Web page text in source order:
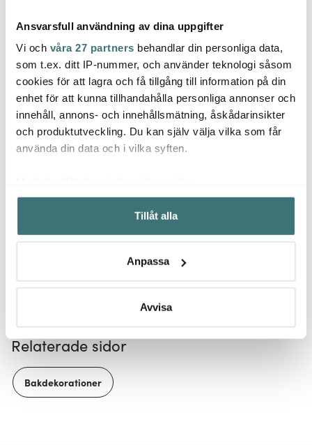
Ansvarsfull användning av dina uppgifter
Vi och våra 27 partners behandlar din personliga data,
som t.ex. ditt IP-nummer, och använder teknologi såsom
cookies för att lagra och få tillgång till information på din
enhet för att kunna tillhandahålla personliga annonser och
innehåll, annons- och innehållsmätning, åskådarinsikter
och produktutveckling. Du kan själv välja vilka som får
använda din data och i vilka syften.
Samla in information om din geografiska plats som
kan ha en noggrannhet på upp till flera meter
Identifiera din enhet genom att aktivt skanna den för
Ta reda på mer om hur dina personliga uppgifter
Du kan ändra eller dra tillbaka ditt samtycke när som
Vi använder cookies för att innehållet och annonserna
ska anpassas efter det som vi tror att du tycker om. Det
gör också att vi kan analysera vår trafik och göra
Tillåt alla
Anpassa
Avvisa
Printworks
Vinsmakningsdagbok
25,4x18,3 cm röd
399 kr
Printworks
Bröllopsalbum Happily
Ever After 32,5x26,7 cm
beige
529 kr
Låt dig inspireras av våra kunder
Relaterade sidor
Bakdekorationer